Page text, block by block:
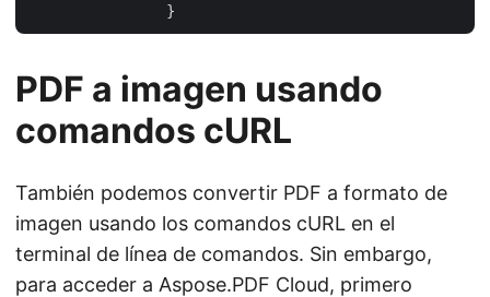
PDF a imagen usando
comandos cURL
También podemos convertir PDF a formato de
imagen usando los comandos cURL en el
terminal de línea de comandos. Sin embargo,
para acceder a Aspose.PDF Cloud, primero